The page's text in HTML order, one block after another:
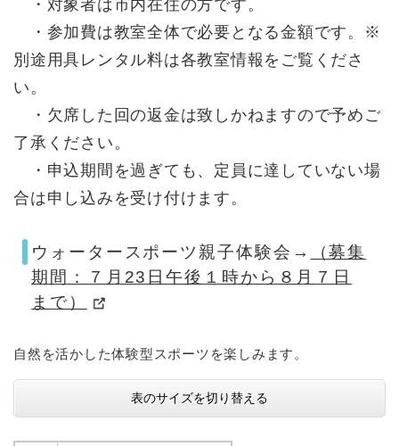
・対象者は市内在住の方です。
・参加費は教室全体で必要となる金額です。※
別途用具レンタル料は各教室情報をご覧くださ
い。
・欠席した回の返金は致しかねますので予めご
了承ください。
・申込期間を過ぎても、定員に達していない場
合は申し込みを受け付けます。
ウォータースポーツ親子体験会→
（募集
期間：７月23日午後１時から８月７日
まで）
自然を活かした体験型スポーツを楽しみます。
表のサイズを切り替える